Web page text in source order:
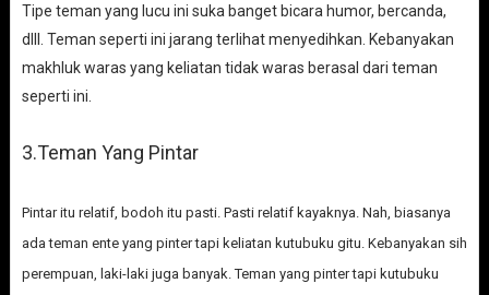
Tipe teman yang lucu ini suka banget bicara humor, bercanda,
dlll. Teman seperti ini jarang terlihat menyedihkan. Kebanyakan
makhluk waras yang keliatan tidak waras berasal dari teman
seperti ini.
3.Teman Yang Pintar
Pintar itu relatif, bodoh itu pasti. Pasti relatif kayaknya. Nah, biasanya
ada teman ente yang pinter tapi keliatan kutubuku gitu. Kebanyakan sih
perempuan, laki-laki juga banyak. Teman yang pinter tapi kutubuku